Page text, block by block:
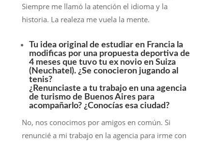
Siempre me llamó la atención el idioma y la
historia. La realeza me vuela la mente.
Tu idea original de estudiar en Francia la
modificas por una propuesta deportiva de
4 meses que tuvo tu ex novio en Suiza
(Neuchatel). ¿Se conocieron jugando al
tenis?
¿Renunciaste a tu trabajo en una agencia
de turismo de Buenos Aires para
acompañarlo? ¿Conocías esa ciudad?
No, nos conocimos por amigos en común. Si
renuncié a mi trabajo en la agencia para irme con